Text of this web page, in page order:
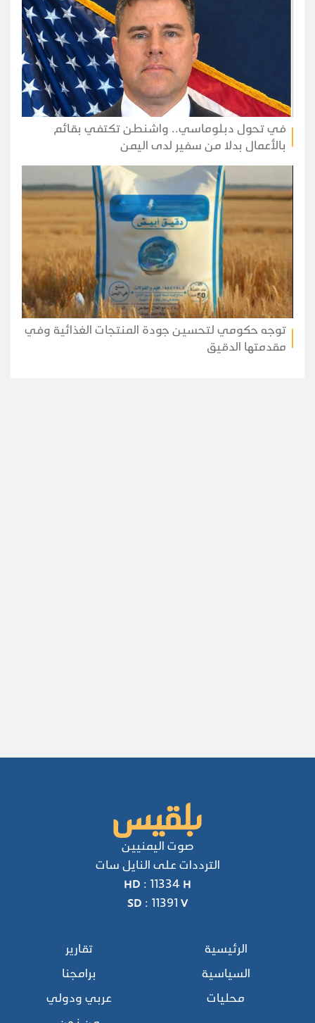
في تحول دبلوماسي.. واشنطن تكتفي بقائم
بالأعمال بدلا من سفير لدى اليمن
توجه حكومي لتحسين جودة المنتجات الغذائية وفي
مقدمتها الدقيق
صوت اليمنيين
الترددات على النايل سات
HD : 11334 H
SD : 11391 V
الرئيسية
السياسية
محليات
تقارير
برامجنا
عربي ودولي